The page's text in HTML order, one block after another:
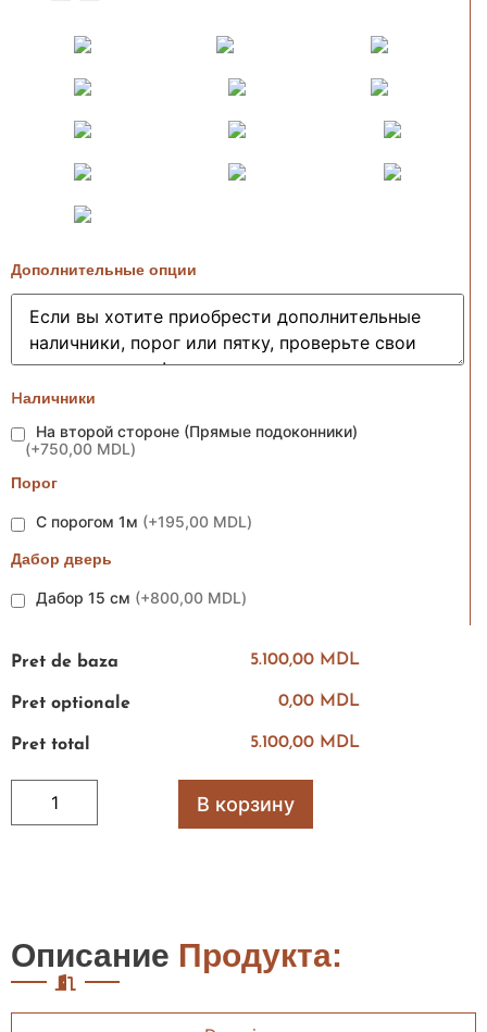
Дополнительные опции
Hаличники
На второй стороне (Прямые подоконники)
(+750,00 MDL)
Порог
С порогом 1м (+195,00 MDL)
Дабор дверь
Дабор 15 см (+800,00 MDL)
Pret de baza 5.100,00 MDL
Pret optionale 0,00 MDL
Pret total 5.100,00 MDL
В корзину
Описание Продукта: